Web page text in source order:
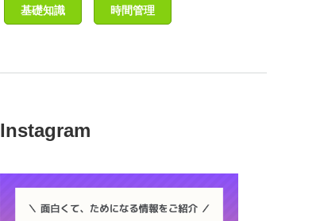
基礎知識 時間管理
Instagram